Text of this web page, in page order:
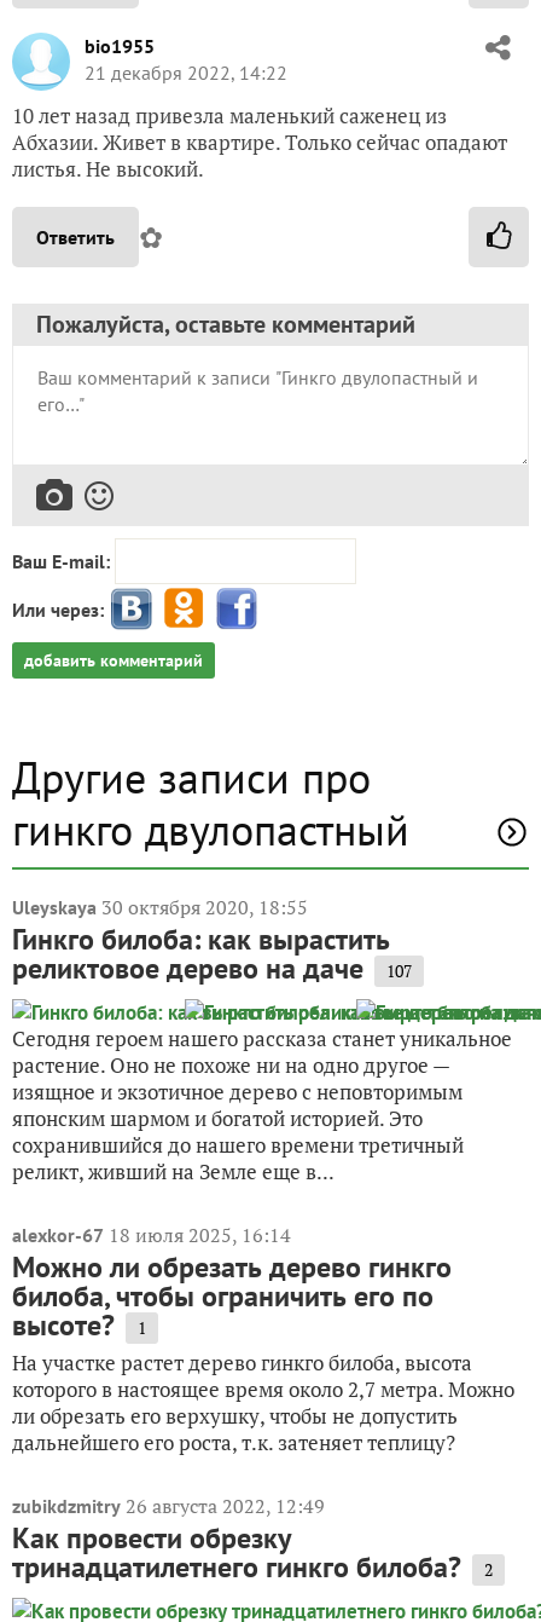
bio1955
21 декабря 2022, 14:22
10 лет назад привезла маленький саженец из
Абхазии. Живет в квартире. Только сейчас опадают
листья. Не высокий.
Ответить ✿
Пожалуйста, оставьте комментарий
Ваш E-mail:
Или через:
добавить комментарий
Другие записи про
гинкго двулопастный
Uleyskaya 30 октября 2020, 18:55
Гинкго билоба: как вырастить
реликтовое дерево на даче 107
Сегодня героем нашего рассказа станет уникальное
растение. Оно не похоже ни на одно другое —
изящное и экзотичное дерево с неповторимым
японским шармом и богатой историей. Это
сохранившийся до нашего времени третичный
реликт, живший на Земле еще в...
alexkor-67 18 июля 2025, 16:14
Можно ли обрезать дерево гинкго
билоба, чтобы ограничить его по
высоте? 1
На участке растет дерево гинкго билоба, высота
которого в настоящее время около 2,7 метра. Можно
ли обрезать его верхушку, чтобы не допустить
дальнейшего его роста, т.к. затеняет теплицу?
zubikdzmitry 26 августа 2022, 12:49
Как провести обрезку
тринадцатилетнего гинкго билоба? 2